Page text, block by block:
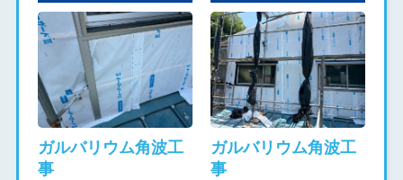
ガルバリウム角波工
事
ガルバリウム角波工
事